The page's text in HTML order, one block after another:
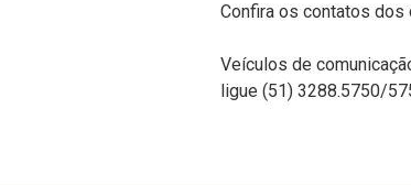
Confira os contatos dos
Veículos de
ligue (51) 3288.5750/